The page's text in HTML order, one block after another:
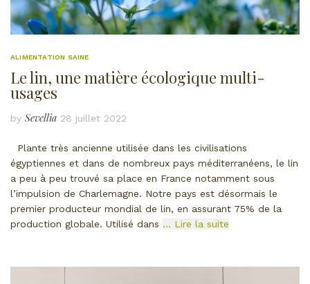
ALIMENTATION SAINE
Le lin, une matière écologique multi-
usages
by Sevellia 28 juillet 2022
Plante très ancienne utilisée dans les civilisations
égyptiennes et dans de nombreux pays méditerranéens, le lin
a peu à peu trouvé sa place en France notamment sous
l’impulsion de Charlemagne. Notre pays est désormais le
premier producteur mondial de lin, en assurant 75% de la
production globale. Utilisé dans … Lire la suite